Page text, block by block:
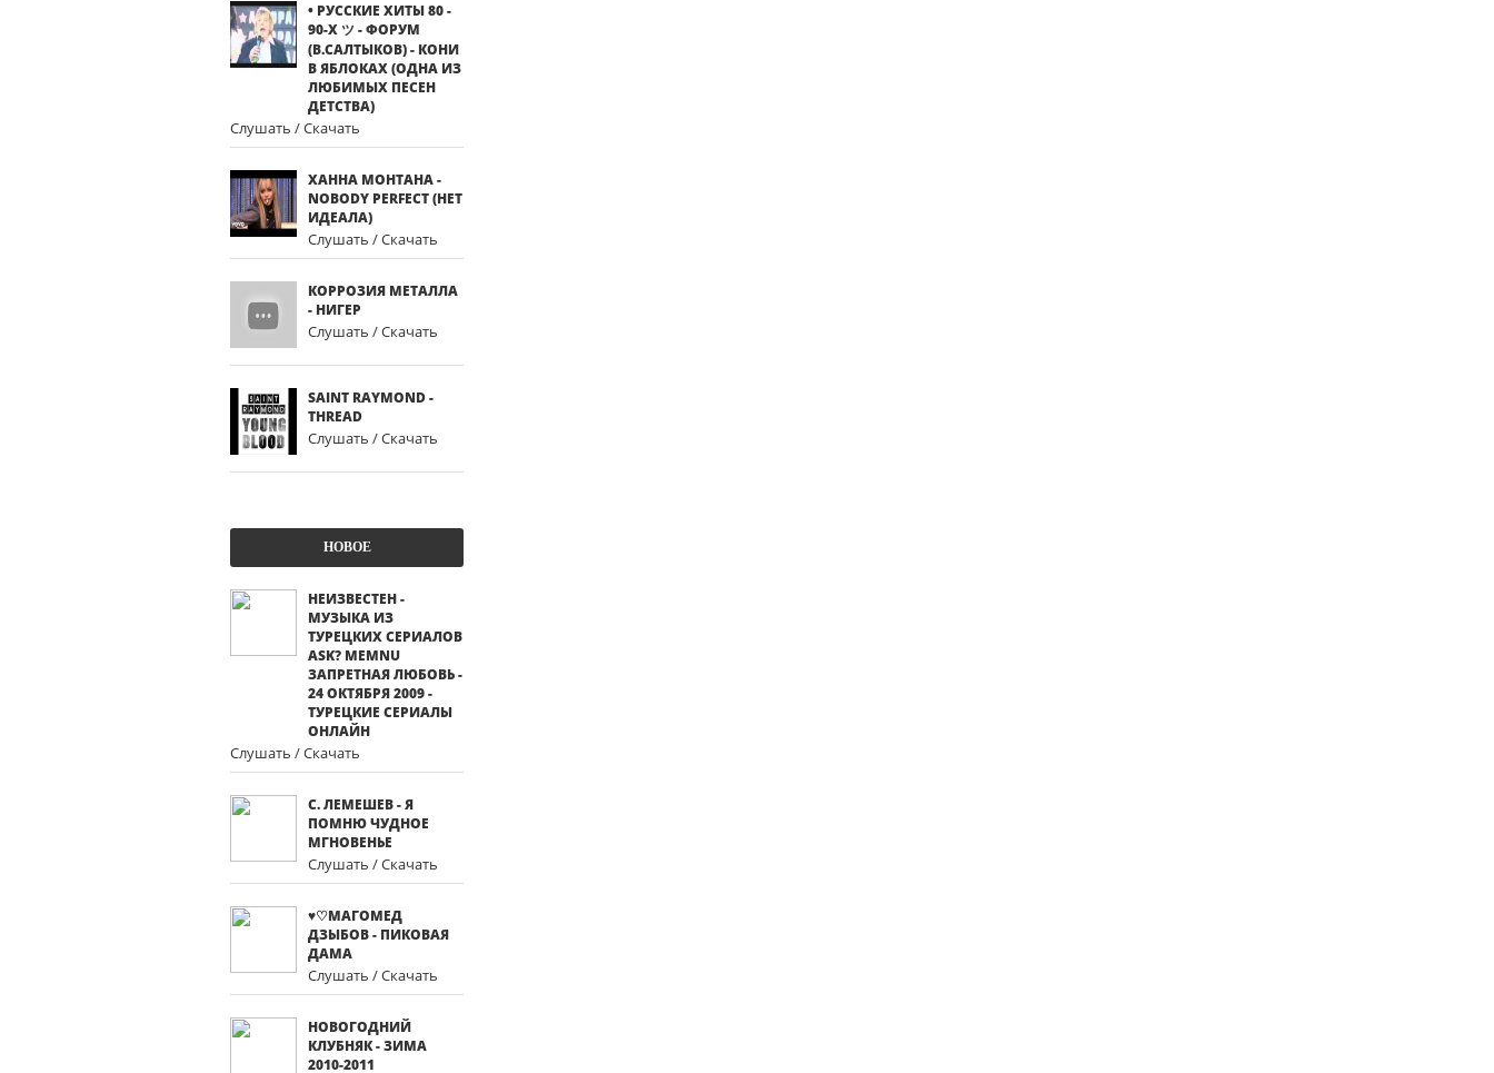
• РУССКИЕ ХИТЫ 80 -
90-Х ツ - ФОРУМ
(В.САЛТЫКОВ) - КОНИ
В ЯБЛОКАХ (ОДНА ИЗ
ЛЮБИМЫХ ПЕСЕН
ДЕТСТВА)
Слушать / Скачать
ХАННА МОНТАНА -
NOBODY PERFECT (НЕТ
ИДЕАЛА)
Слушать / Скачать
КОРРОЗИЯ МЕТАЛЛА
- НИГЕР
Слушать / Скачать
SAINT RAYMOND -
THREAD
Слушать / Скачать
НОВОЕ
НЕИЗВЕСТЕН -
МУЗЫКА ИЗ
ТУРЕЦКИХ СЕРИАЛОВ
ASK? MEMNU
ЗАПРЕТНАЯ ЛЮБОВЬ -
24 ОКТЯБРЯ 2009 -
ТУРЕЦКИЕ СЕРИАЛЫ
ОНЛАЙН
Слушать / Скачать
С. ЛЕМЕШЕВ - Я
ПОМНЮ ЧУДНОЕ
МГНОВЕНЬЕ
Слушать / Скачать
♥♡МАГОМЕД
ДЗЫБОВ - ПИКОВАЯ
ДАМА
Слушать / Скачать
НОВОГОДНИЙ
КЛУБНЯК - ЗИМА
2010-2011